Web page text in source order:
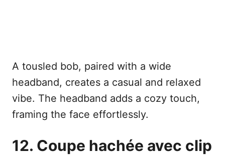
A tousled bob, paired with a wide
headband, creates a casual and relaxed
vibe. The headband adds a cozy touch,
framing the face effortlessly.
12. Coupe hachée avec clip